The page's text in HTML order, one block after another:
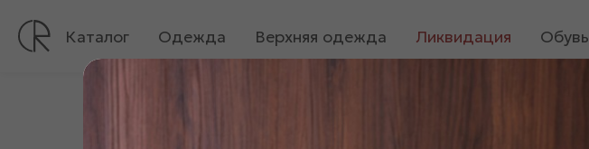
Каталог Одежда Верхняя одежда Ликвидация Обувь